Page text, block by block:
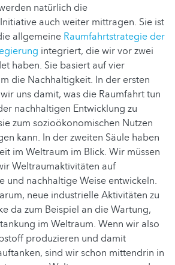
natürlich die
auch weiter mittragen. Sie ist
allgemeine Raumfahrtstrategie der
integriert, die wir vor zwei
haben. Sie basiert auf vier
die Nachhaltigkeit. In der ersten
uns damit, was die Raumfahrt tun
nachhaltigen Entwicklung zu
zum sozioökonomischen Nutzen
kann. In der zweiten Säule haben
im Weltraum im Blick. Wir müssen
Weltraumaktivitäten auf
und nachhaltige Weise entwickeln.
neue industrielle Aktivitäten zu
da zum Beispiel an die Wartung,
im Weltraum. Wenn wir also
produzieren und damit
sind wir schon mittendrin in